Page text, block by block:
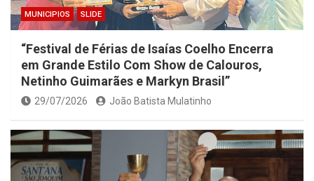
MUNICIPIOS SLIDE
“Festival de Férias de Isaías Coelho Encerra
em Grande Estilo Com Show de Calouros,
Netinho Guimarães e Markyn Brasil”
29/07/2026 João Batista Mulatinho